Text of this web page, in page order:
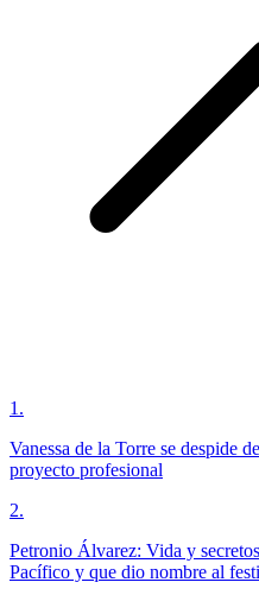
1 .
Vanessa de la Torre se despide
proyecto profesional
2.
Petronio Álvarez: Vida y
Pacífico y que dio nombre al